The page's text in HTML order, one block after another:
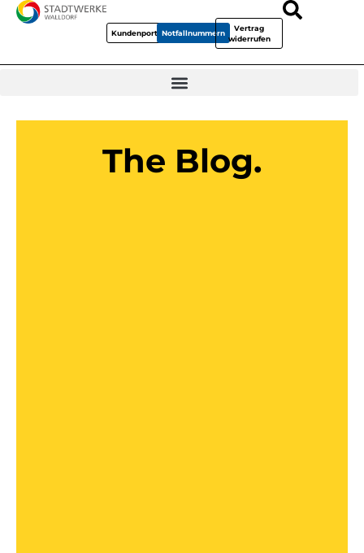
KundenportalNotfallnummern
Vertrag
widerrufen
The Blog.